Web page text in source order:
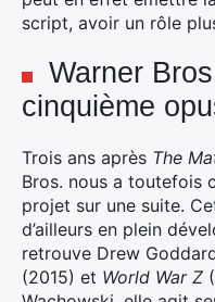
script, avoir un rôle
Warner
cinquième
Trois ans après The
Bros. nous a toutefois
projet sur une suite.
d’ailleurs en plein
retrouve Drew
(2015) et World War Z
Rechercher
: